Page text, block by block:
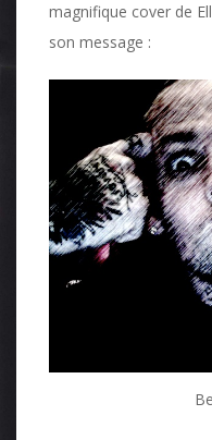
magnifique cover de
son message :